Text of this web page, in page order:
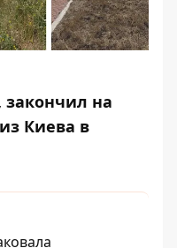
на
Киева в